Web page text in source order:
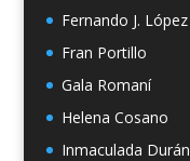
Fernando J. López
Fran Portillo
Gala Romaní
Helena Cosano
Inmaculada Durán